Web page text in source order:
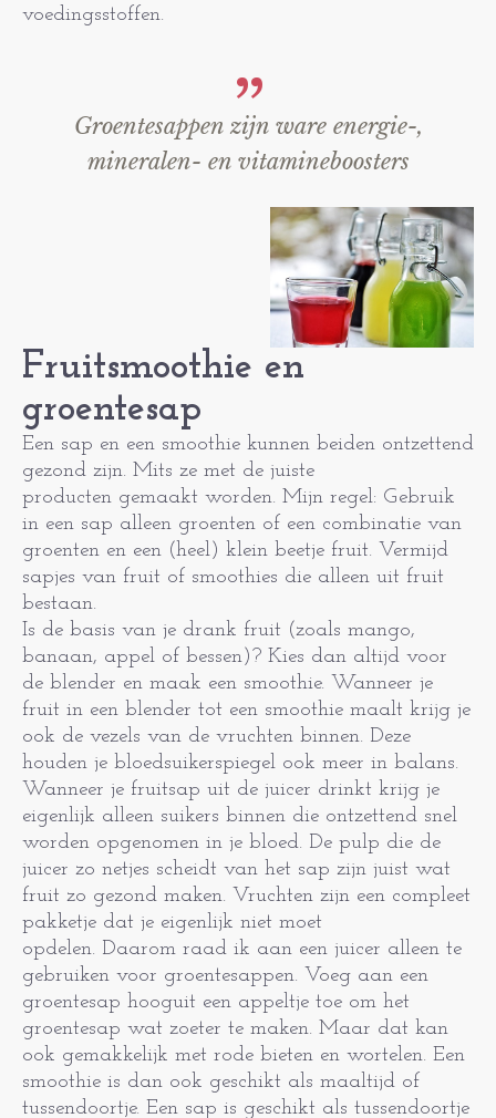
voedingsstoffen.
Groentesappen zijn ware energie-,
mineralen- en vitamineboosters
Fruitsmoothie en
groentesap
Een sap en een smoothie kunnen beiden ontzettend
gezond zijn. Mits ze met de juiste
producten gemaakt worden. Mijn regel: Gebruik
in een sap alleen groenten of een combinatie van
groenten en een (heel) klein beetje fruit. Vermijd
sapjes van fruit of smoothies die alleen uit fruit
bestaan.
Is de basis van je drank fruit (zoals mango,
banaan, appel of bessen)? Kies dan altijd voor
de blender en maak een smoothie. Wanneer je
fruit in een blender tot een smoothie maalt krijg je
ook de vezels van de vruchten binnen. Deze
houden je bloedsuikerspiegel ook meer in balans.
Wanneer je fruitsap uit de juicer drinkt krijg je
eigenlijk alleen suikers binnen die ontzettend snel
worden opgenomen in je bloed. De pulp die de
juicer zo netjes scheidt van het sap zijn juist wat
fruit zo gezond maken. Vruchten zijn een compleet
pakketje dat je eigenlijk niet moet
opdelen. Daarom raad ik aan een juicer alleen te
gebruiken voor groentesappen. Voeg aan een
groentesap hooguit een appeltje toe om het
groentesap wat zoeter te maken. Maar dat kan
ook gemakkelijk met rode bieten en wortelen. Een
smoothie is dan ook geschikt als maaltijd of
tussendoortje. Een sap is geschikt als tussendoortje